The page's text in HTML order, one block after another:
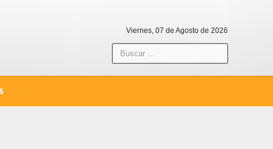
Viernes, 07 de Agosto de 2026